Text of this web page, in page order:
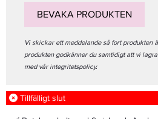
BEVAKA PRODUKTEN
Vi skickar ett meddelande så fort produkten
produkten godkänner du samtidigt att vi
med vår integritetspolicy.
Tillfälligt slut